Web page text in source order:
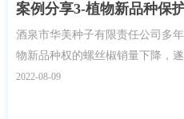
案例分享3-植物新品种保
酒泉市华美种子有限责任公司多
物新品种权的螺丝椒销量下降，
2022-08-09